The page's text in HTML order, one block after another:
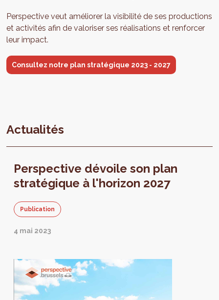
Perspective veut améliorer la visibilité de ses productions
et activités afin de valoriser ses réalisations et renforcer
leur impact.
Consultez notre plan stratégique 2023 - 2027
Actualités
Perspective dévoile son plan
stratégique à l'horizon 2027
Publication
4 mai 2023